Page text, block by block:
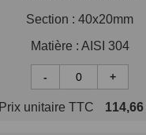
Section : 40x20mm
Matière : AISI 304
- +
Prix unitaire TTC 114,66